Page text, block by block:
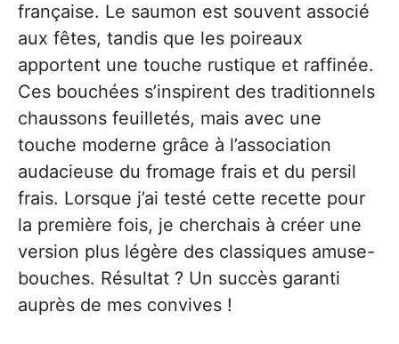
française. Le saumon est souvent associé
aux fêtes, tandis que les poireaux
apportent une touche rustique et raffinée.
Ces bouchées s’inspirent des traditionnels
chaussons feuilletés, mais avec une
touche moderne grâce à l’association
audacieuse du fromage frais et du persil
frais. Lorsque j’ai testé cette recette pour
la première fois, je cherchais à créer une
version plus légère des classiques amuse-
bouches. Résultat ? Un succès garanti
auprès de mes convives !